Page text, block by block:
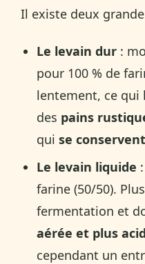
Il existe deux
Le levain dur :
pour 100 % de
lentement, ce qui
des pains
quise
Le levain liquide
farine (50/50).
fermentation et
aérée et plus
cependant un